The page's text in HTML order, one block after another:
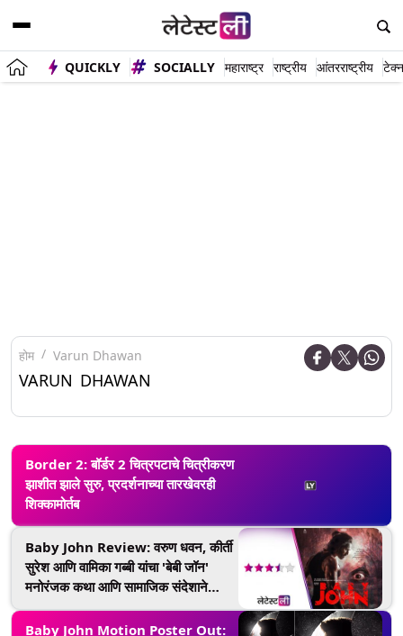
QUICKLY SOCIALLY महाराष्ट्र राष्ट्रीय आंतरराष्ट्रीय
होम Varun Dhawan
VARUN DHAWAN
Border 2: बॉर्डर 2 चित्रपटाचे चित्रीकरण
झाशीत झाले सुरु, प्रदर्शनाच्या तारखेवरही
शिक्कामोर्तब
Baby John Review: वरुण धवन, कीर्ती
सुरेश आणि वामिका गब्बी यांचा 'बेबी जॉन'
मनोरंजक कथा आणि सामाजिक संदेशाने
परिपूर्ण
Baby John Motion Poster Out: